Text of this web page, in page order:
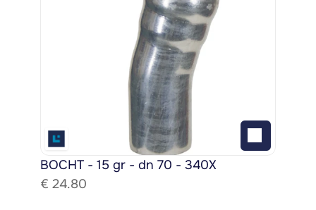
BOCHT - 15 gr - dn 70 - 340X
€ 24.80